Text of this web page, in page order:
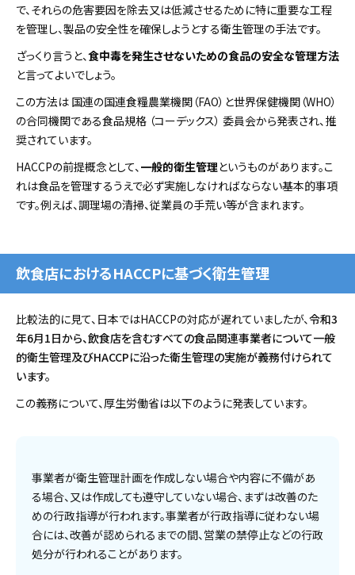
で、それらの危害要因を除去又は低減させるために特に重要な工程
を管理し、製品の安全性を確保しようとする衛生管理の手法です。
ざっくり言うと、食中毒を発生させないための食品の安全な管理方法
と言ってよいでしょう。
この方法は 国連の国連食糧農業機関（FAO）と世界保健機関（WHO）
の合同機関である食品規格 （コーデックス） 委員会から発表され、推
奨されています。
HACCPの前提概念として、 一般的衛生管理というものがあります。こ
れは食品を管理するうえで必ず実施しなければならない基本的事項
です。例えば、調理場の清掃、従業員の手荒い等が含まれます。
飲食店におけるHACCPに基づく衛生管理
比較法的に見て、日本ではHACCPの対応が遅れていましたが、令和3
年6月1日から、飲食店を含むすべての食品関連事業者について一般
的衛生管理及びHACCPに沿った衛生管理の実施が義務付けられて
います。
この義務について、厚生労働省は以下のように発表しています。
事業者が衛生管理計画を作成しない場合や内容に不備があ
る場合、又は作成しても遵守していない場合、まずは改善のた
めの行政指導が行われます。事業者が行政指導に従わない場
合には、改善が認められるまでの間、営業の禁停止などの行政
処分が行われることがあります。